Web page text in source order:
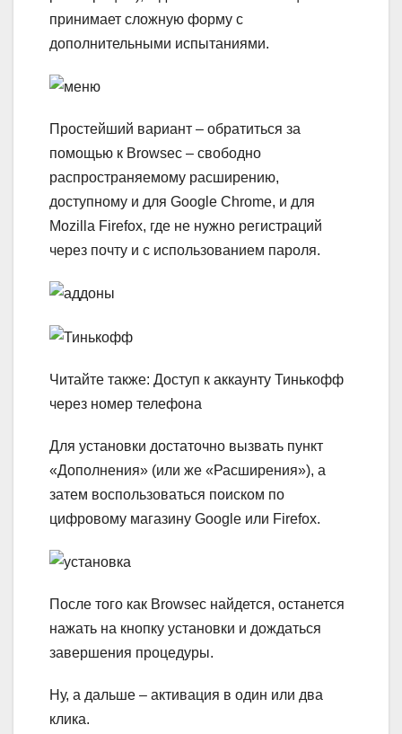
принимает сложную форму с
дополнительными испытаниями.
Простейший вариант – обратиться за
помощью к Browsec – свободно
распространяемому расширению,
доступному и для Google Chrome, и для
Mozilla Firefox, где не нужно регистраций
через почту и с использованием пароля.
Читайте также: Доступ к аккаунту Тинькофф
через номер телефона
Для установки достаточно вызвать пункт
«Дополнения» (или же «Расширения»), а
затем воспользоваться поиском по
цифровому магазину Google или Firefox.
После того как Browsec найдется, останется
нажать на кнопку установки и дождаться
завершения процедуры.
Ну, а дальше – активация в один или два
клика.